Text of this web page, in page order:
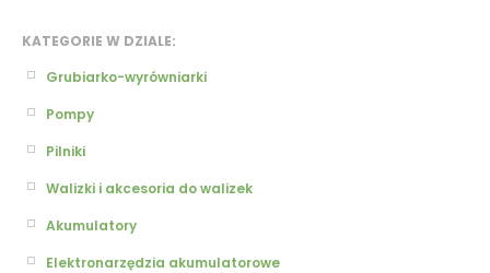
KATEGORIE W DZIALE:
Grubiarko-wyrówniarki
Pompy
Pilniki
Walizki i akcesoria do walizek
Akumulatory
Elektronarzędzia akumulatorowe